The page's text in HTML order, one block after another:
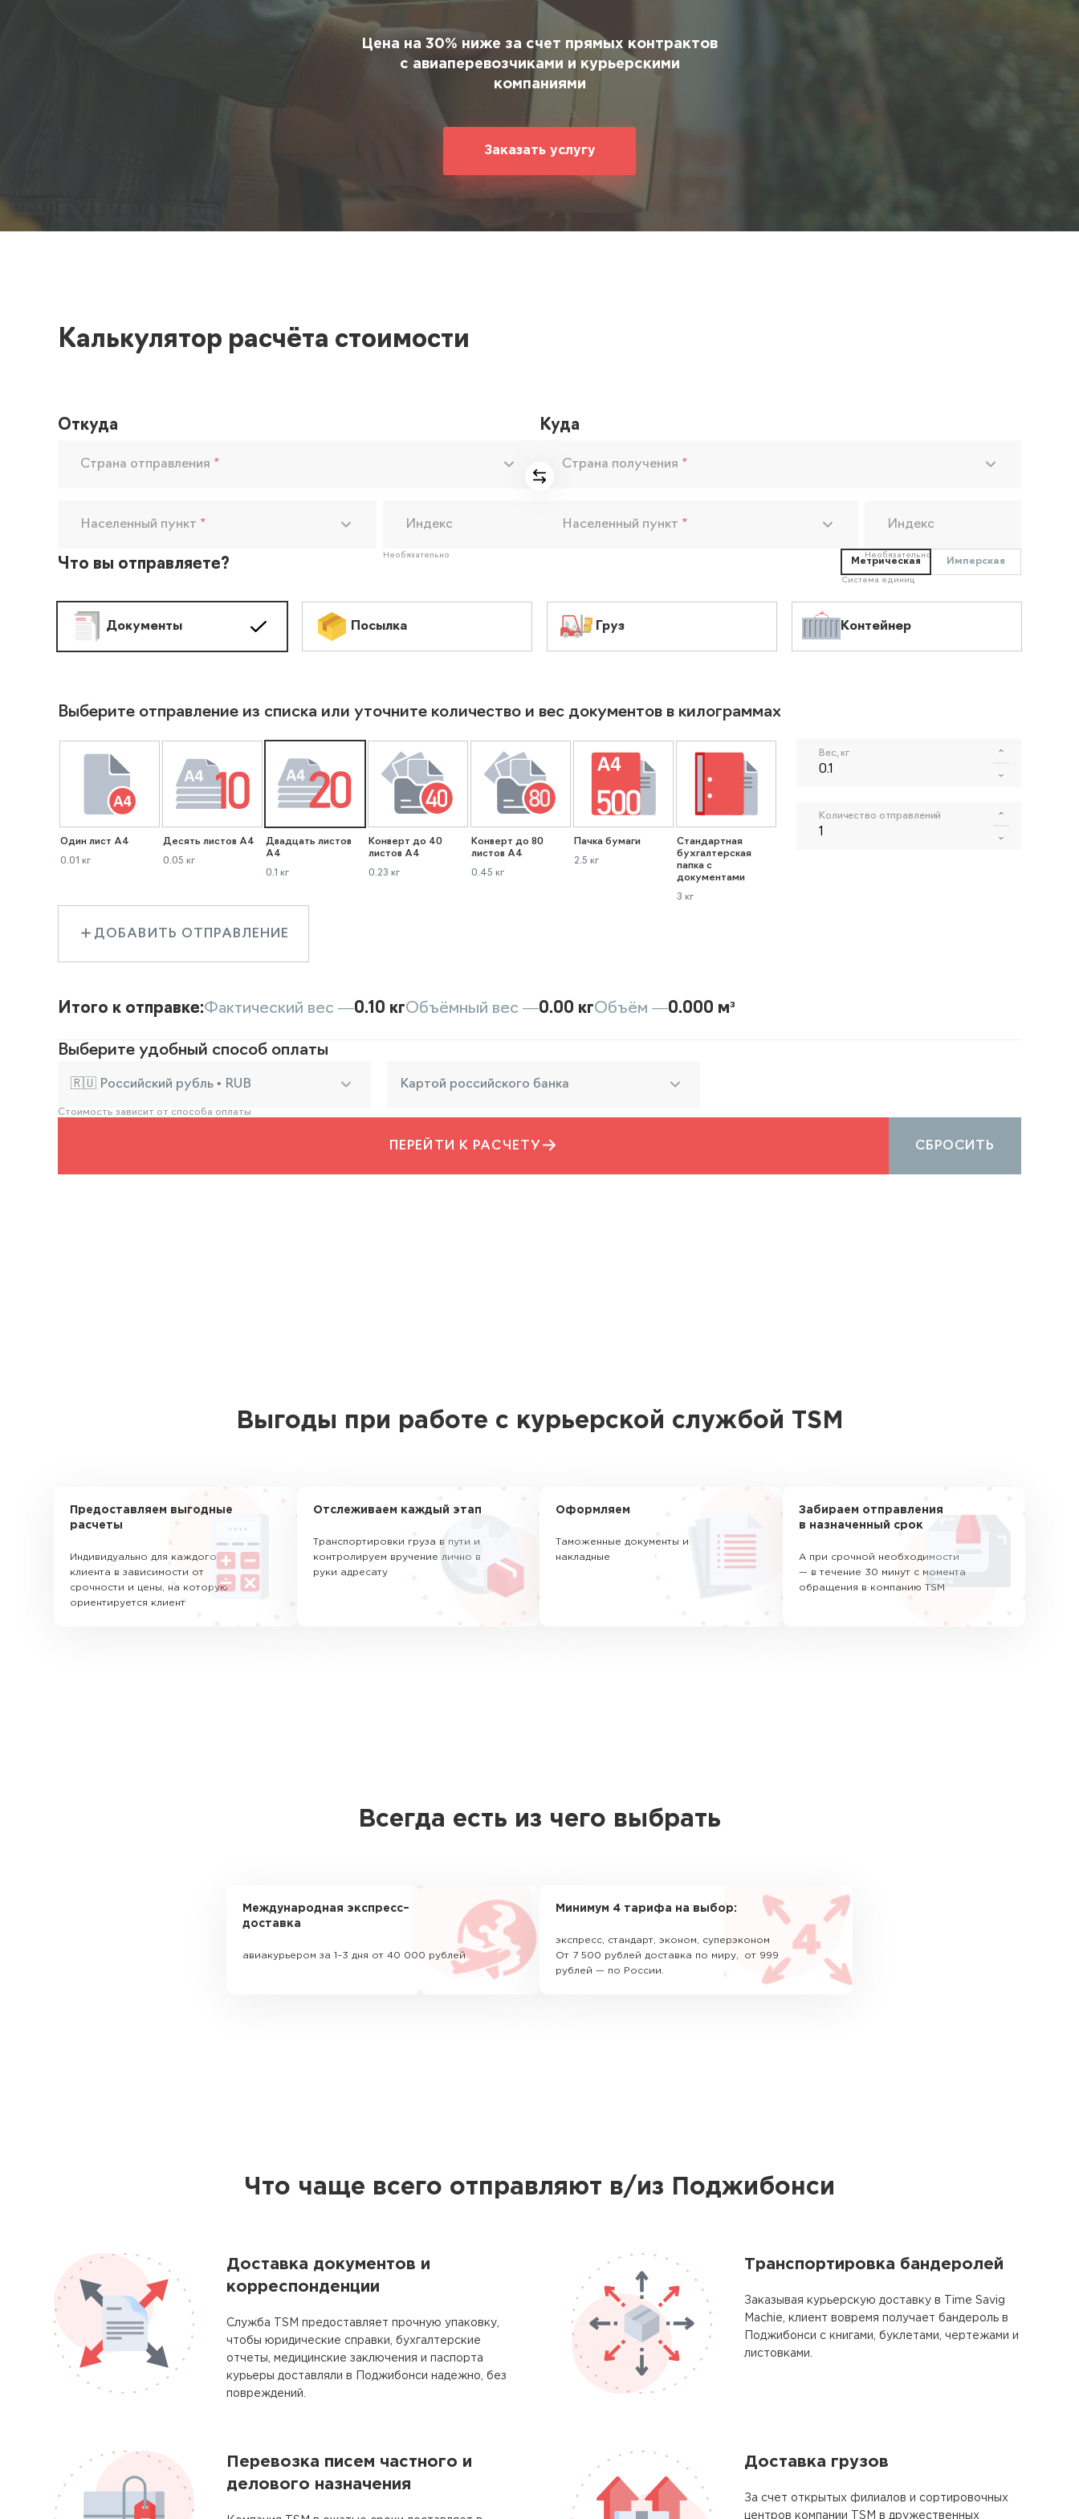
декларирование
Страхование
Цена на 30% ниже за счет прямых контрактов
с авиаперевозчиками и курьерскими
компаниями
Заказать услугу
Калькулятор расчёта стоимости
Откуда
Страна отправления *
Населенный пункт * Индекс
Необязательно
Куда
Страна получения *
Населенный пункт * Индекс
Необязательно
Что вы отправляете? Метрическая Имперская
Система единиц
Документы Посылка Груз Контейнер
Выберите отправление из списка или уточните количество и вес документов в килограммах
Один лист А4
0.01 кг
Десять листов А4
0.05 кг
Двадцать листов
А4
0.1 кг
Конверт до 40
листов А4
0.23 кг
Конверт до 80
листов А4
0.45 кг
Пачка бумаги
2.5 кг
Стандартная
бухгалтерская
папка с
документами
3 кг
Вес, кг
Количество отправлений
ДОБАВИТЬ ОТПРАВЛЕНИЕ
Итого к отправке:Фактический вес —0.10 кгОбъёмный вес —0.00 кгОбъём —0.000 м³
Выберите удобный способ оплаты
🇷🇺 Российский рубль • RUB Картой российского банка
Стоимость зависит от способа оплаты
ПЕРЕЙТИ К РАСЧЕТУ СБРОСИТЬ
Выгоды при работе с курьерской службой TSM
Предоставляем выгодные
расчеты
Индивидуально для каждого
клиента в зависимости от
срочности и цены, на которую
ориентируется клиент
Отслеживаем каждый этап
Транспортировки груза в пути и
контролируем вручение лично в
руки адресату
Оформляем
Таможенные документы и
накладные
Забираем отправления
в назначенный срок
А при срочной необходимости
— в течение 30 минут с момента
обращения в компанию TSM
Всегда есть из чего выбрать
Международная экспресс–
доставка
авиакурьером за 1–3 дня от 40 000 рублей
Минимум 4 тарифа на выбор:
экспресс, стандарт, эконом, суперэконом
От 7 500 рублей доставка по миру, от 999
рублей — по России.
Что чаще всего отправляют в/из Поджибонси
Доставка документов и
корреспонденции
Служба TSM предоставляет прочную упаковку,
чтобы юридические справки, бухгалтерские
отчеты, медицинские заключения и паспорта
курьеры доставляли в Поджибонси надежно, без
повреждений.
Транспортировка бандеролей
Заказывая курьерскую доставку в Time Savig
Machie, клиент вовремя получает бандероль в
Поджибонси с книгами, буклетами, чертежами и
листовками.
Перевозка писем частного и
делового назначения
Доставка грузов
За счет открытых филиалов и сортировочных
центров компании TSM в дружественных